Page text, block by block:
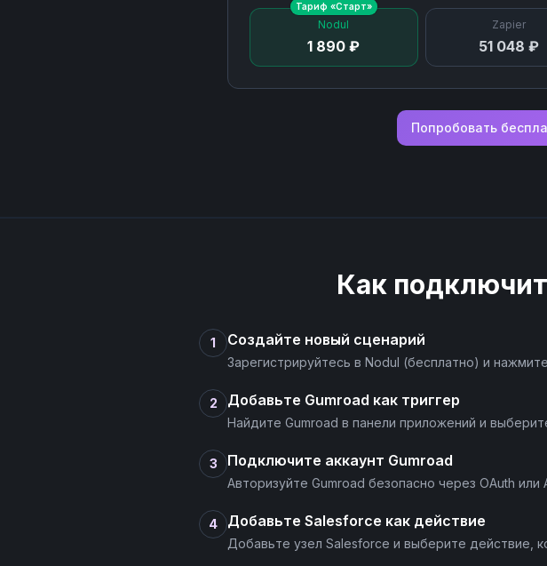
Nodul
1 890 ₽
Тариф «Старт»
Zapier
51 048 ₽
Попробовать
Как
1 Создайте новый сценарий
Зарегистрируйтесь в Nodul (бесплатно) и
2 Добавьте Gumroad как триггер
Найдите Gumroad в панели приложений и
3 Подключите аккаунт Gumroad
Авторизуйте Gumroad безопасно через OAuth
4 Добавьте Salesforce как действие
Добавьте узел Salesforce и выберите действие,